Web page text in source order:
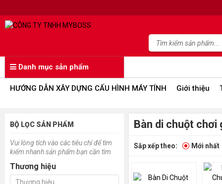
Danh mục sản phẩm
HƯỚNG DẪN XÂY DỰNG CẤU HÌNH MÁY TÍNH Giới thiệu
BỘ LỌC SẢN PHẨM
Vui lòng tích vào các tiêu chí để tìm
kiếm nhanh sản phẩm bạn cần tìm
Thương hiệu
Bàn di chuột chơi
Sắp xếp theo: Mới nhất